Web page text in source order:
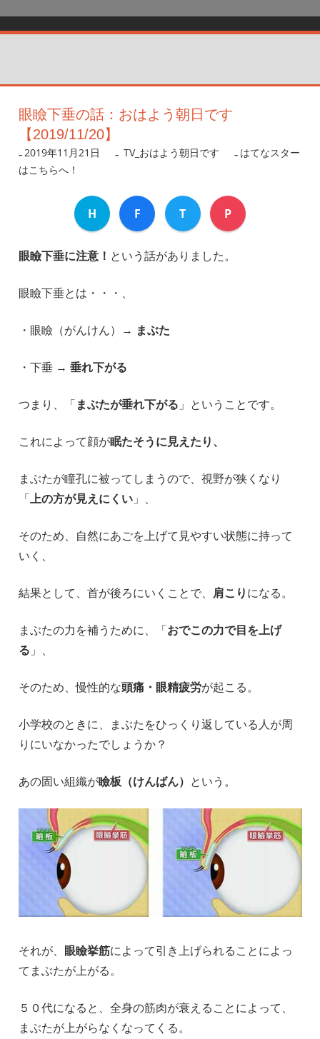
眼瞼下垂の話：おはよう朝日です
【2019/11/20】
2019年11月21日 nanigoto
TV_おはよう朝日です
はてなスター
はこちらへ！
H F T P
眼瞼下垂に注意！ という話がありました。
眼瞼下垂とは・・・、
・眼瞼（がんけん）→ まぶた
・下垂 → 垂れ下がる
つまり、「まぶたが垂れ下がる 」ということです。
これによって顔が眠たそうに見えたり、
まぶたが瞳孔に被ってしまうので、視野が狭くなり
「上の方が見えにくい」、
そのため、自然にあごを上げて見やすい状態に持って
いく、
結果として、首が後ろにいくことで、 肩こりになる。
まぶたの力を補うために、「おでこの力で目を上げ
る 」、
そのため、慢性的な頭痛・眼精疲労が起こる。
小学校のときに、まぶたをひっくり返している人が周
りにいなかったでしょうか？
あの固い組織が瞼板（けんばん） という。
それが、 眼瞼挙筋によって引き上げられることによっ
てまぶたが上がる。
５０代になると、全身の筋肉が衰えることによって、
まぶたが上がらなくなってくる。